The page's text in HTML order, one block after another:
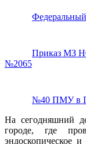
Приказ МЗ
№2065
№40 ПМУ в
На сегодняшний
городе, где
эндоскопическое